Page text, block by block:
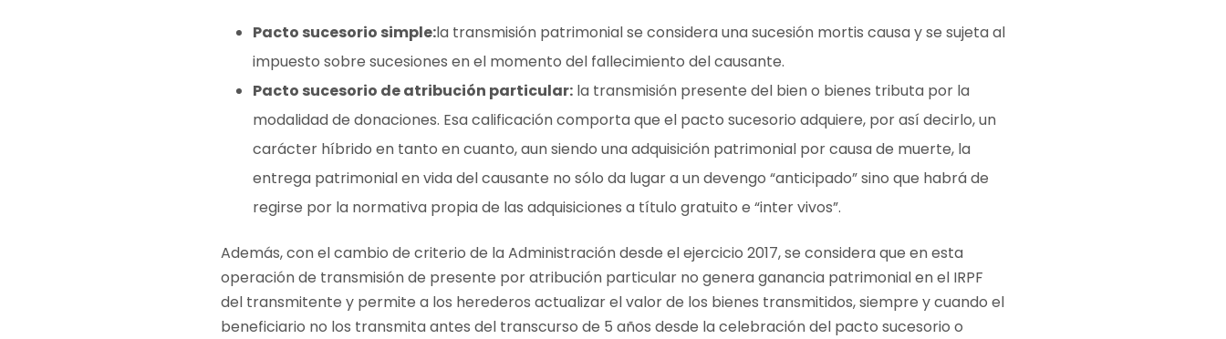
Pacto sucesorio simple:la transmisión patrimonial se considera una sucesión mortis causa y se sujeta al
impuesto sobre sucesiones en el momento del fallecimiento del causante.
Pacto sucesorio de atribución particular: la transmisión presente del bien o bienes tributa por la
modalidad de donaciones. Esa calificación comporta que el pacto sucesorio adquiere, por así decirlo, un
carácter híbrido en tanto en cuanto, aun siendo una adquisición patrimonial por causa de muerte, la
entrega patrimonial en vida del causante no sólo da lugar a un devengo “anticipado” sino que habrá de
regirse por la normativa propia de las adquisiciones a título gratuito e “inter vivos”.
Además, con el cambio de criterio de la Administración desde el ejercicio 2017, se considera que en esta
operación de transmisión de presente por atribución particular no genera ganancia patrimonial en el IRPF
del transmitente y permite a los herederos actualizar el valor de los bienes transmitidos, siempre y cuando el
beneficiario no los transmita antes del transcurso de 5 años desde la celebración del pacto sucesorio o